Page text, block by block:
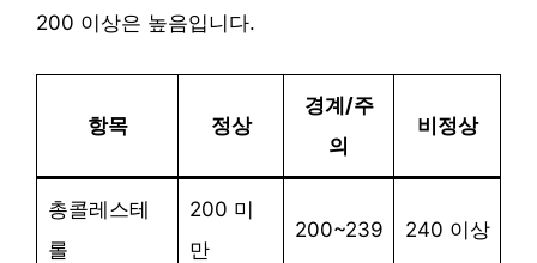
200 이상은 높음입니다.
항목 정상
경계/주
의
비정상
총콜레스테
롤
200 미
만
200~239 240 이상